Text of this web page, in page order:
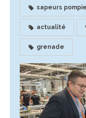
sapeurs
actualité
grenade